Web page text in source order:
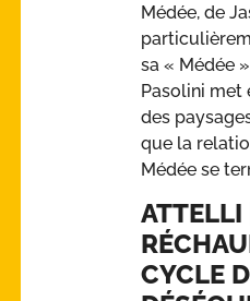
Médée, de
sa « Médée
Pasolini met
des
que la
Médée se
ATTELLI
CYCLE